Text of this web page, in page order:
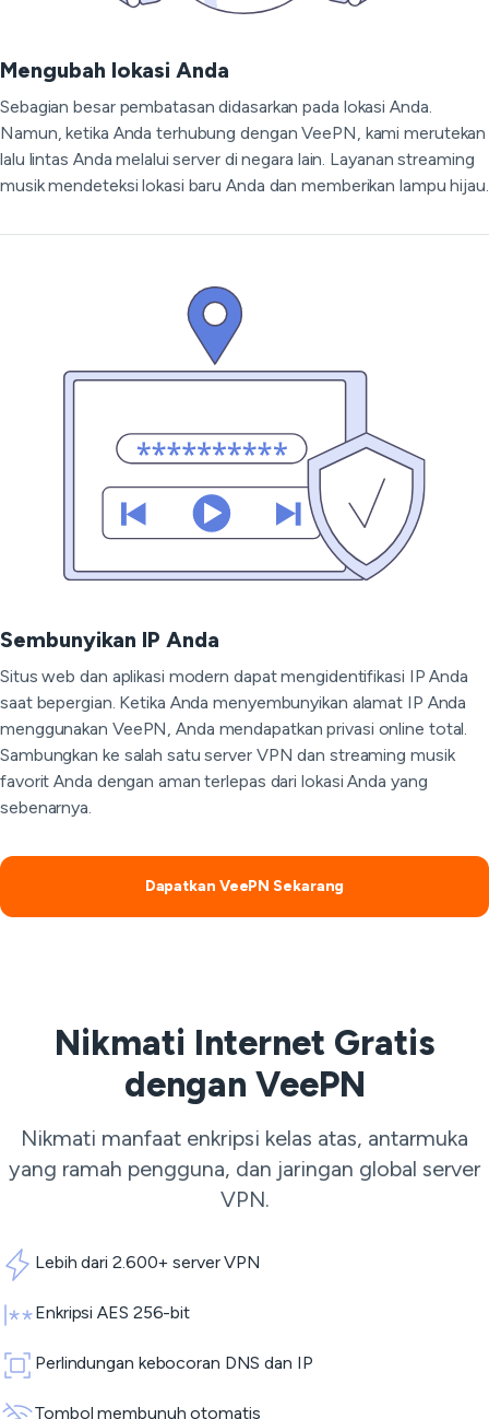
Mengubah lokasi Anda
Sebagian besar pembatasan didasarkan pada lokasi Anda.
Namun, ketika Anda terhubung dengan VeePN, kami merutekan
lalu lintas Anda melalui server di negara lain. Layanan streaming
musik mendeteksi lokasi baru Anda dan memberikan lampu hijau.
Sembunyikan IP Anda
Situs web dan aplikasi modern dapat mengidentifikasi IP Anda
saat bepergian. Ketika Anda menyembunyikan alamat IP Anda
menggunakan VeePN, Anda mendapatkan privasi online total.
Sambungkan ke salah satu server VPN dan streaming musik
favorit Anda dengan aman terlepas dari lokasi Anda yang
sebenarnya.
Dapatkan VeePN Sekarang
Nikmati Internet Gratis
dengan VeePN
Nikmati manfaat enkripsi kelas atas, antarmuka
yang ramah pengguna, dan jaringan global server
VPN.
Lebih dari 2.600+ server VPN
Enkripsi AES 256-bit
Perlindungan kebocoran DNS dan IP
Tombol membunuh otomatis